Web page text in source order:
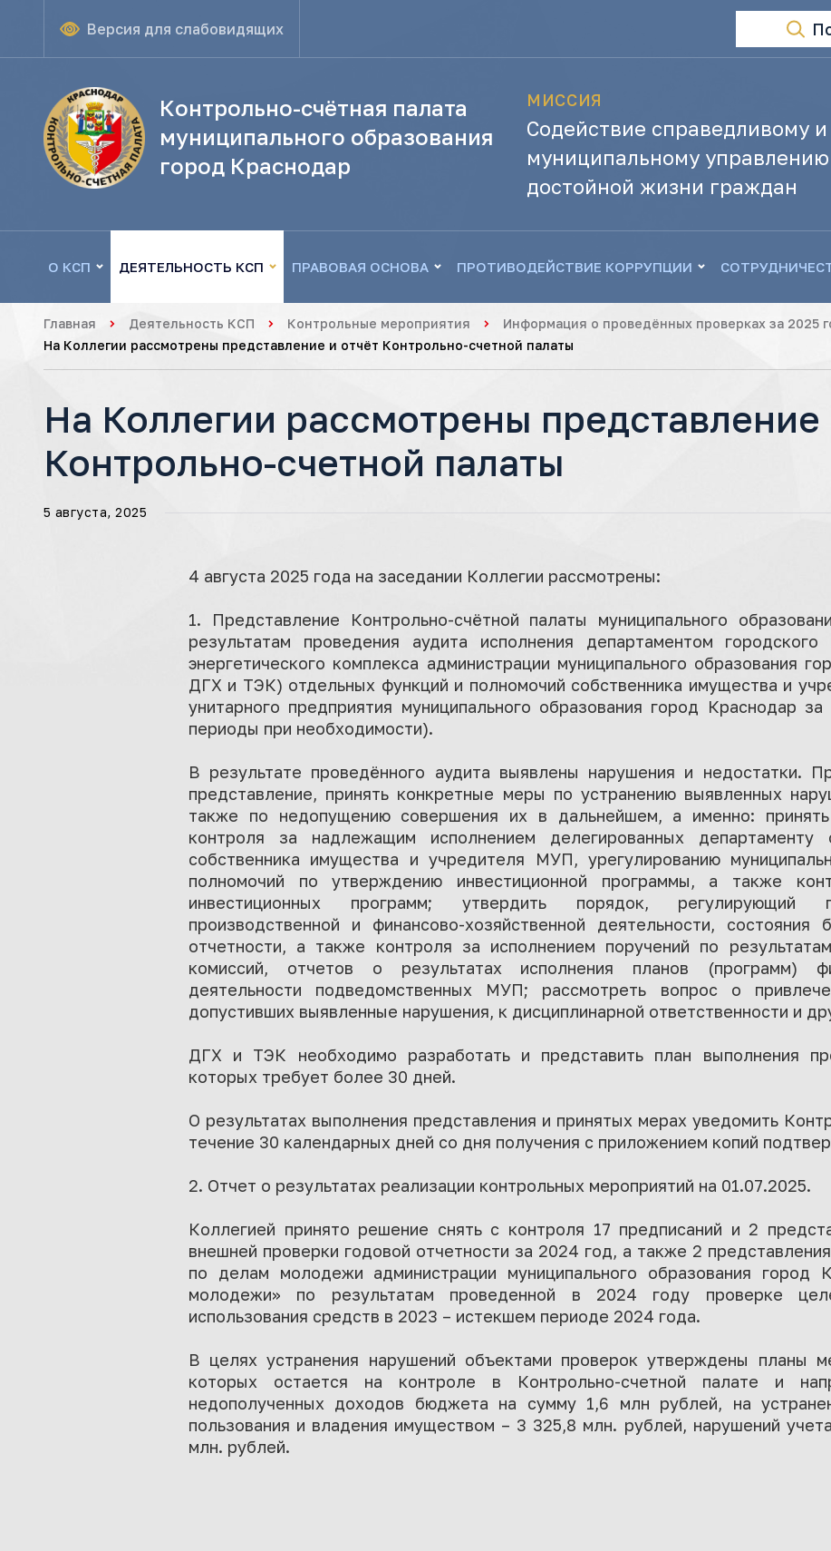
Версия для слабовидящих
Контрольно-счётная палата
муниципального образования
город Краснодар
МИССИЯ
Содействие справедливому
муниципальному
достойной жизни граждан
О КСП ДЕЯТЕЛЬНОСТЬ КСП ПРАВОВАЯ ОСНОВА ПРОТИВОДЕЙСТВИЕ КОРРУПЦИИ
Главная Деятельность КСП Контрольные мероприятия
Информация о проведённых проверках за 2025
На Коллегии рассмотрены представление и отчёт Контрольно-счетной палаты
На Коллегии рассмотрены представление
Контрольно-счетной палаты
5 августа, 2025
4 августа 2025 года на заседании Коллегии рассмотрены:
1. Представление Контрольно-счётной палаты муниципального
результатам проведения аудита исполнения департаментом
энергетического комплекса администрации муниципального образования
ДГХ и ТЭК) отдельных функций и полномочий собственника имущества и
унитарного предприятия муниципального образования город Краснодар
периоды при необходимости).
В результате проведённого аудита выявлены нарушения и недостатки.
представление, принять конкретные меры по устранению выявленных
также по недопущению совершения их в дальнейшем, а именно:
контроля за надлежащим исполнением делегированных департаменту
собственника имущества и учредителя МУП, урегулированию
полномочий по утверждению инвестиционной программы, а также
инвестиционных программ; утвердить порядок, регулирующий
производственной и финансово-хозяйственной деятельности, состояния
отчетности, а также контроля за исполнением поручений по
комиссий, отчетов о результатах исполнения планов (программ)
деятельности подведомственных МУП; рассмотреть вопрос о
допустивших выявленные нарушения, к дисциплинарной ответственности и
ДГХ и ТЭК необходимо разработать и представить план выполнения
которых требует более 30 дней.
О результатах выполнения представления и принятых мерах уведомить
течение 30 календарных дней со дня получения с приложением копий
2. Отчет о результатах реализации контрольных мероприятий на 01.07.2025.
Коллегией принято решение снять с контроля 17 предписаний и 2
внешней проверки годовой отчетности за 2024 год, а также 2
по делам молодежи администрации муниципального образования
молодежи» по результатам проведенной в 2024 году проверке
использования средств в 2023 – истекшем периоде 2024 года.
В целях устранения нарушений объектами проверок утверждены планы
которых остается на контроле в Контрольно-счетной палате и
недополученных доходов бюджета на сумму 1,6 млн рублей, на
пользования и владения имуществом – 3 325,8 млн. рублей, нарушений
млн. рублей.